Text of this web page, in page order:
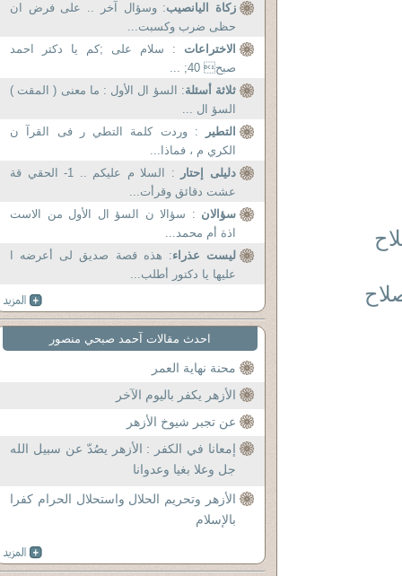
إصلاح
( عدم إصلاح
زكاة اليانصيب: وسؤال آخر .. على فرض ان
حظى ضرب وكسبت...
الاختراعات : سلام علی ;کم یا دکتر احمد
صبح 40; ...
ثلاثة أسئلة: السؤ ال الأول : ما معنى ( المقت )
السؤ ال ...
التطير : وردت كلمة التطي ر فى القرآ ن
الكري م ، فماذا...
دليلى إحتار
: السلا م عليكم .. 1- الحقي قة
عشت دقائق وقرأت...
سؤالان : سؤالا ن السؤ ال الأول من الاست
اذة أم محمد...
ليست عذراء: هذه قصة صديق لى أعرضه ا
عليها يا دكتور أطلب...
احدث مقالات آحمد صبحي منصور
محنة نهاية العمر
الأزهر يكفر باليوم الآخر
عن تجبر شيوخ الأزهر
إمعانا في الكفر : الأزهر يصُدّ عن سبيل الله
جل وعلا بغيا وعدوانا
الأزهر وتحريم الحلال واستحلال الحرام كفرا
بالإسلام